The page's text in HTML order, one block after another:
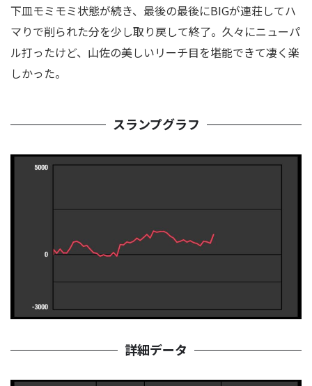
下皿モミモミ状態が続き、最後の最後にBIGが連荘してハ
マりで削られた分を少し取り戻して終了。久々にニューパ
ル打ったけど、山佐の美しいリーチ目を堪能できて凄く楽
しかった。
スランプグラフ
詳細データ